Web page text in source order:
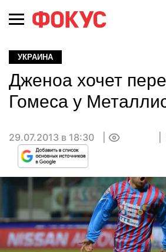
УКРАИНА
Дженоа хочет
Гомеса у
29.07.2013 в 18:30